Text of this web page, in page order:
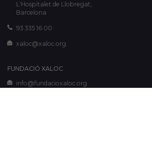
L'Hospitalet de Llobregat,
Barcelona
93 335 16 00
xaloc@xaloc.org
FUNDACIÓ XALOC
info@fundacioxaloc.org